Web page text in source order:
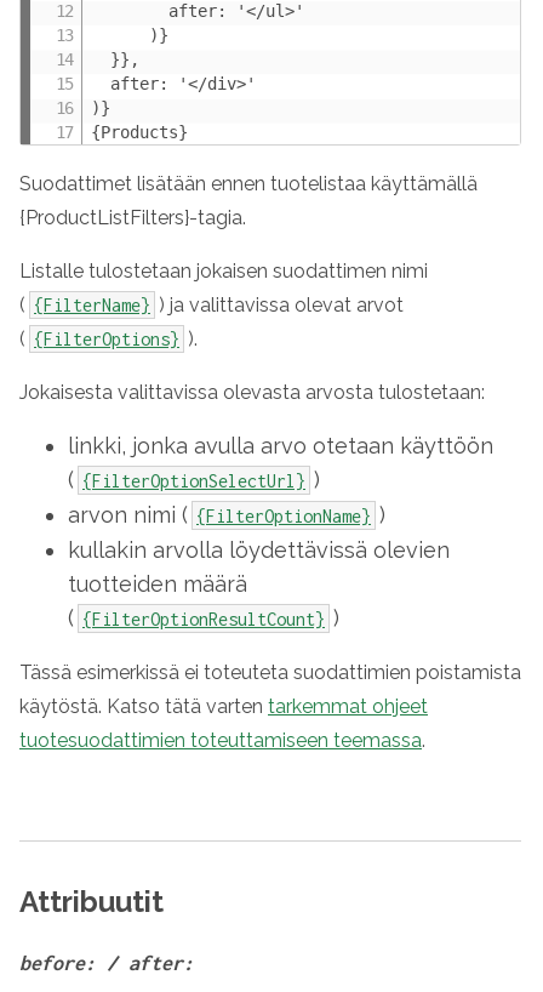
        after: '</ul>'
      )}
  }},
  after: '</div>'
)}
{Products}
Suodattimet lisätään ennen tuotelistaa käyttämällä
{ProductListFilters}-tagia.
Listalle tulostetaan jokaisen suodattimen nimi
( {FilterName} ) ja valittavissa olevat arvot
( {FilterOptions} ).
Jokaisesta valittavissa olevasta arvosta tulostetaan:
linkki, jonka avulla arvo otetaan käyttöön
( {FilterOptionSelectUrl} )
arvon nimi ( {FilterOptionName} )
kullakin arvolla löydettävissä olevien
tuotteiden määrä
( {FilterOptionResultCount} )
Tässä esimerkissä ei toteuteta suodattimien poistamista
käytöstä. Katso tätä varten tarkemmat ohjeet
tuotesuodattimien toteuttamiseen teemassa.
Attribuutit
before: / after: